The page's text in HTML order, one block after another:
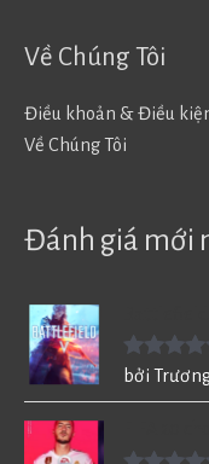
Về Chúng Tôi
Điều khoản & Điều
Về Chúng Tôi
Đánh giá mới
Được xếp
bởi